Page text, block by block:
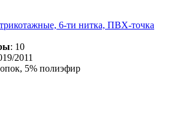
6-ти нитка, ПВХ-точка
: 10
2011
5% полиэфир